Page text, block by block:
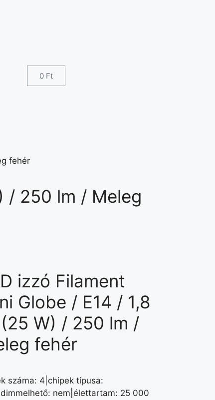
0 Ft
fehér
/ 250 lm / Meleg
izzó Filament
Globe / E14 / 1,8
W) / 250 lm /
fehér
száma: 4|chipek típusa:
nem|élettartam: 25 000